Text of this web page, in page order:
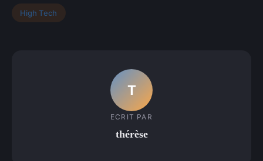
High Tech
T
ECRIT PAR
thérèse